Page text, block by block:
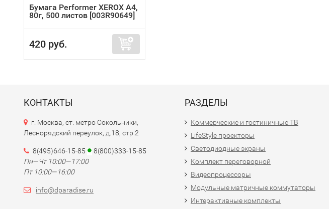
Бумага Performer XEROX A4,
80г, 500 листов [003R90649]
420 руб.
КОНТАКТЫ
г. Москва, ст. метро Сокольники,
Леснорядский переулок, д.18, стр.2
8(495)646-15-85
8(800)333-15-85
Пн—Чт 10:00—17:00
Пт 10:00—16:00
info@dparadise.ru
РАЗДЕЛЫ
Коммерческие и гостиничные ТВ
LifeStyle проекторы
Светодиодные экраны
Комплект переговорной
Видеопроцессоры
Модульные матричные коммутаторы
Интерактивные комплекты